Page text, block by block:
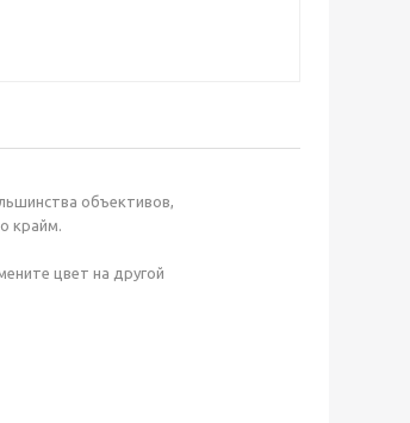
объективов,
крайм.
цвет на другой